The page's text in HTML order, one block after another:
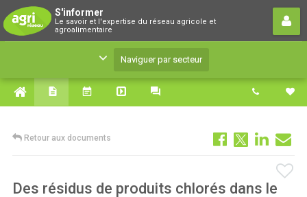
S'informer
Le savoir et l'expertise du réseau agricole et
agroalimentaire
Le savoir et l'expertise du réseau agricole et
agroalimentaire
Naviguer par secteur
Retour aux documents
Des résidus de produits chlorés dans le